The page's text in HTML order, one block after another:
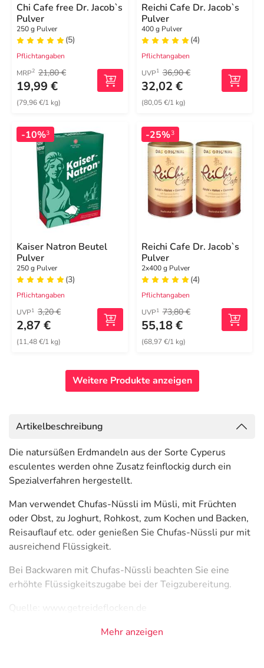
Chi Cafe free Dr. Jacob`s
Pulver
250 g Pulver
(5)
Pflichtangaben
MRP2 21,80 €
19,99 €
(79,96 €/1 kg)
Reichi Cafe Dr. Jacob`s
Pulver
400 g Pulver
(4)
Pflichtangaben
UVP1 36,90 €
32,02 €
(80,05 €/1 kg)
-10%3
Kaiser Natron Beutel
Pulver
250 g Pulver
(3)
Pflichtangaben
UVP1 3,20 €
2,87 €
(11,48 €/1 kg)
-25%3
Reichi Cafe Dr. Jacob`s
Pulver
2x400 g Pulver
(4)
Pflichtangaben
UVP1 73,80 €
55,18 €
(68,97 €/1 kg)
Weitere Produkte anzeigen
Artikelbeschreibung
Die natursüßen Erdmandeln aus der Sorte Cyperus
esculentes werden ohne Zusatz feinflockig durch ein
Spezialverfahren hergestellt.
Man verwendet Chufas-Nüssli im Müsli, mit Früchten
oder Obst, zu Joghurt, Rohkost, zum Kochen und Backen,
Reisauflauf etc. oder genießen Sie Chufas-Nüssli pur mit
ausreichend Flüssigkeit.
Bei Backwaren mit Chufas-Nüssli beachten Sie eine
erhöhte Flüssigkeitszugabe bei der Teigzubereitung.
Quelle: www.getreideflocken.de
Mehr anzeigen